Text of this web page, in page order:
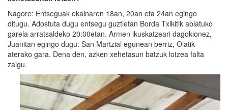
Nagore: Entseguak ekainaren 18an, 20an eta 24an egingo
ditugu. Adostuta dugu entsegu guztietan Borda Txikitik abiatuko
garela arratsaldeko 20:00etan. Armen ikuskatzeari dagokionez,
Juanitan egingo dugu. San Martzial egunean berriz, Olatik
aterako gara. Dena den, azken xehetasun batzuk lotzea falta
zaigu.